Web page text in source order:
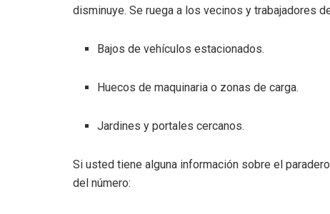
disminuye. Se ruega a los vecinos y trabajadores
Bajos de vehículos estacionados.
Huecos de maquinaria o zonas de carga.
Jardines y portales cercanos.
Si usted tiene alguna información sobre el
del número: